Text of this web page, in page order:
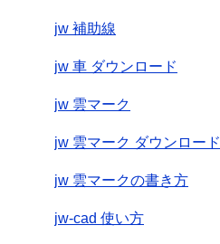
jw 補助線
jw 車 ダウンロード
jw 雲マーク
jw 雲マーク ダウンロード
jw 雲マークの書き方
jw-cad 使い方